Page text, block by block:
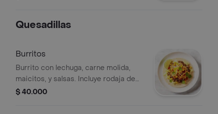
Quesadillas
Burritos
Burrito con lechuga, carne molida,
maicitos, y salsas. Incluye rodaja de
limón.
$ 40.000